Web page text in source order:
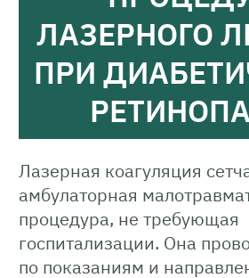
ЛАЗЕРНОГО
ПРИ
Лазерная коагуляция
амбулаторная
процедура, не требующая
госпитализации. Она
по показаниям и